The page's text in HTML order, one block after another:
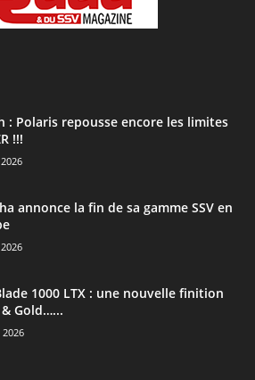
: Polaris repousse encore les limites
!!!
annonce la fin de sa gamme SSV en
1000 LTX : une nouvelle finition
Gold…...